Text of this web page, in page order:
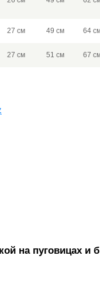
27 см 49 см 64
27 см 51 см 67
на пуговицах и